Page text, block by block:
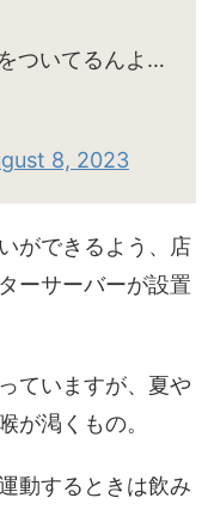
ついてるんよ…
8, 2023
ができるよう、店
ーサーバーが設置
ていますが、夏や
が渇くもの。
動するときは飲み